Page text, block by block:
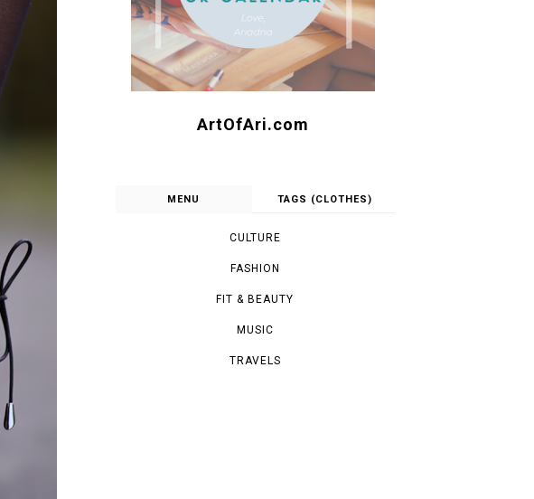
ArtOfAri.com
MENU TAGS (CLOTHES)
CULTURE
FASHION
FIT & BEAUTY
MUSIC
TRAVELS